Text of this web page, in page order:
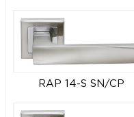
RAP 14-S SN/CP